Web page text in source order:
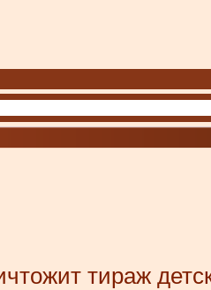
тираж